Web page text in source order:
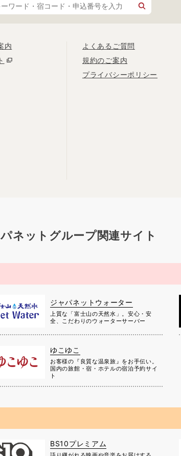
内
よくあるご質問
規約のご案内
プライバシーポリシー
ネットグループ関連サイト
ジャパネットウォーター
上質な「富士山の天然水」。安心・安
全、こだわりのウォーターサーバー
ゆこゆこ
お客様の『良質な温泉旅』をお手伝い。
国内の旅館・宿・ホテルの宿泊予約サイ
ト
BS10プレミアム